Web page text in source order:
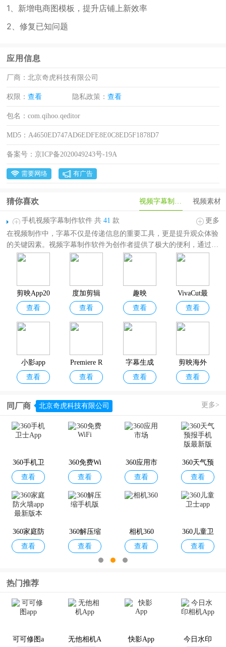
1、新增电商图模板，提升店铺上新效率
2、修复已知问题
应用信息
厂商：北京奇虎科技有限公司
权限：查看 隐私政策：查看
包名：com.qihoo.qeditor
MD5：A4650ED747AD6EDFE8E0C8ED5F1878D7
备案号： 京ICP备2020049243号-19A
需要网络 有广告
视频字幕制作软件 视频素材
猜你喜欢
手机视频字幕制作软件 共 41 款
更多
在视频制作中，字幕不仅是传递信息的重要工具，更是提升观众体验
的关键因素。视频字幕制作软件为创作者提供了极大的便利，通过这
类软件用户可以快速进行字幕编辑、样式调整，甚至支持自动识别语
件，包括 剪映、度咔剪辑、趣映、VivaCut、Premiere Rush手机版、
字幕生成器等等。选择合适的字幕软件，不仅能让你的视频更加生动
有趣，还能扩大受众群体，提高视频的传播力和影响力。
剪映App20
26最新版
查看
度加剪辑
查看
趣映
查看
VivaCut最
新版本
查看
小影app
查看
Premiere R
ush手机版
查看
字幕生成
器
查看
剪映海外
版
查看
字拍
videoleap
剪影多多
美册视频
制作
查看
必剪
查看
爱剪辑
秒剪
影音坊
同厂商 北京奇虎科技有限公司 更多>
360手机卫
士App
查看
360免费Wi
Fi
查看
360应用市
场
查看
360天气预
报手机版
最新版
查看
360家庭防
火墙app最
查看
360解压缩
手机版
查看
相机360
查看
360儿童卫
士app
查看
360超级R
OOT
查看
360壁纸手
机版
查看
360AI音箱
查看
360安全换
机
查看
热门推荐
可可修图a
无他相机A
快影App
今日水印